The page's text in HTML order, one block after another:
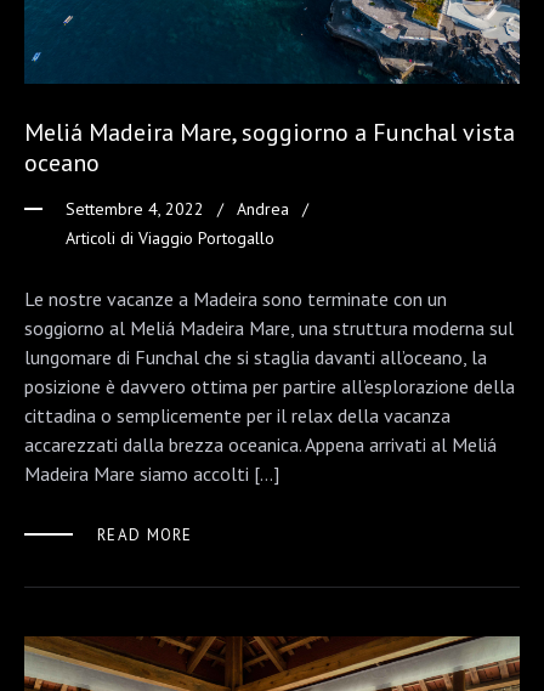
Meliá Madeira Mare, soggiorno a Funchal vista
oceano
Settembre 4, 2022
Andrea
Articoli di Viaggio Portogallo
Le nostre vacanze a Madeira sono terminate con un
soggiorno al Meliá Madeira Mare, una struttura moderna sul
lungomare di Funchal che si staglia davanti all’oceano, la
posizione è davvero ottima per partire all’esplorazione della
cittadina o semplicemente per il relax della vacanza
accarezzati dalla brezza oceanica. Appena arrivati al Meliá
Madeira Mare siamo accolti […]
READ MORE